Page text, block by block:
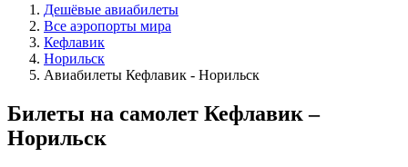
Дешёвые авиабилеты
Все аэропорты мира
Кефлавик
Норильск
Авиабилеты Кефлавик - Норильск
Билеты на самолет Кефлавик –
Норильск